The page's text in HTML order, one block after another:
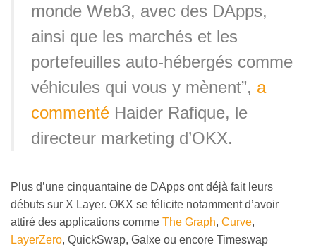
monde Web3, avec des DApps,
ainsi que les marchés et les
portefeuilles auto-hébergés comme
véhicules qui vous y mènent”, a
commenté Haider Rafique, le
directeur marketing d’OKX.
Plus d’une cinquantaine de DApps ont déjà fait leurs
débuts sur X Layer. OKX se félicite notamment d’avoir
attiré des applications comme The Graph, Curve,
LayerZero, QuickSwap, Galxe ou encore Timeswap